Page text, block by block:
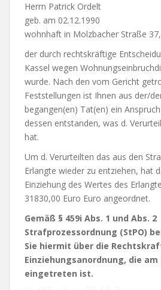
Herrn Patrick Ordelt
geb. am 02.12.1990
wohnhaft in Molzbacher Straße
der durch rechtskräftige
Kassel wegen
wurde. Nach den vom Gericht
Feststellungen ist Ihnen aus der/​
begangen(en) Tat(en) ein
dessen entstanden, was d.
hat.
Um d. Verurteilten das aus den
Erlangte wieder zu entziehen, hat
Einziehung des Wertes des
31830,00 Euro Euro angeordnet.
Gemäß § 459i Abs. 1 und Abs. 2
Strafprozessordnung (StPO)
Sie hiermit über die
Einziehungsanordnung, die am
eingetreten ist.